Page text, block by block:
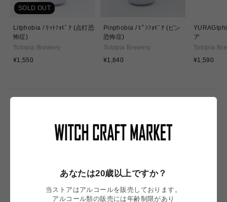
SOLD OUT
Litphobia / ﾘｯﾄﾌｫﾋﾞｱ (点灯恐
怖症)
Totopia Brewery
通
¥1,550
Pinphobia / ﾋﾟﾝﾌｫﾋﾞｱ (ピン
恐怖症)
Totopia Brewery
通
¥1,840
ア
Totopia
通
¥1,590
あなたは20歳以上ですか？
当ストアはアルコールを販売しております。
アルコール類の販売には年齢制限があり